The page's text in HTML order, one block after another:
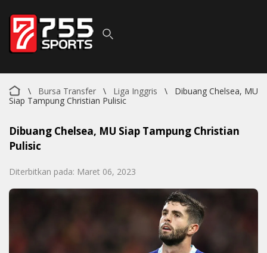
\ Bursa Transfer \ Liga Inggris \
Dibuang Chelsea, MU
Siap Tampung Christian Pulisic
Dibuang Chelsea, MU Siap Tampung Christian
Pulisic
Diterbitkan pada: Maret 06, 2023